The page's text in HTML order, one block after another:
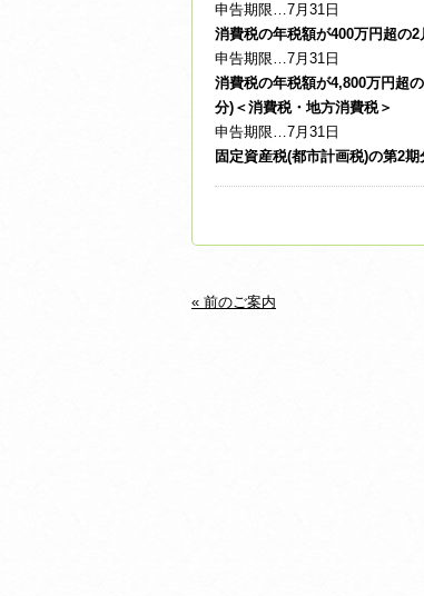
申告期限…7月31日
消費税の年税額が400万円超の
申告期限…7月31日
消費税の年税額が4,800万円超
分)＜消費税・地方消費税＞
申告期限…7月31日
固定資産税(都市計画税)の第2期
« 前のご案内